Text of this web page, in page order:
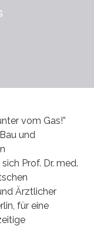
vom Gas!”
und
Prof. Dr. med.
Ärztlicher
für eine